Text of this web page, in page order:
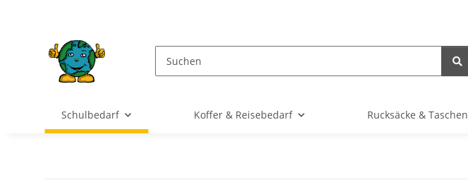
Schulbedarf Koffer & Reisebedarf Rucksäcke & Taschen